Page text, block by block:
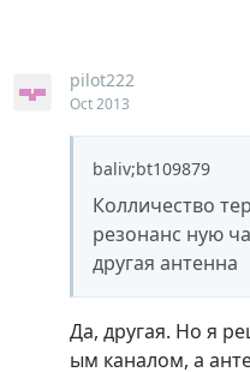
pilot222
Oct 2013
baliv;bt109879
Колличество
резонанс ную
другая антенна
Да, другая. Но я
ым каналом, а